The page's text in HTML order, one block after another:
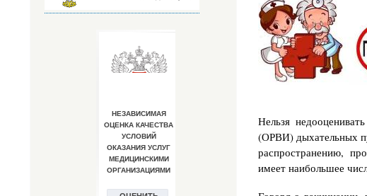
Нельзя
(ОРВИ) дыхательных
распространению,
имеет наибольшее